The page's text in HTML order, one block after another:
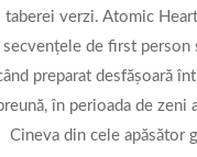
taberei verzi. Atomic
secvențele de first person
preparat desfășoară
în perioada de zeni
Cineva din cele apăsător